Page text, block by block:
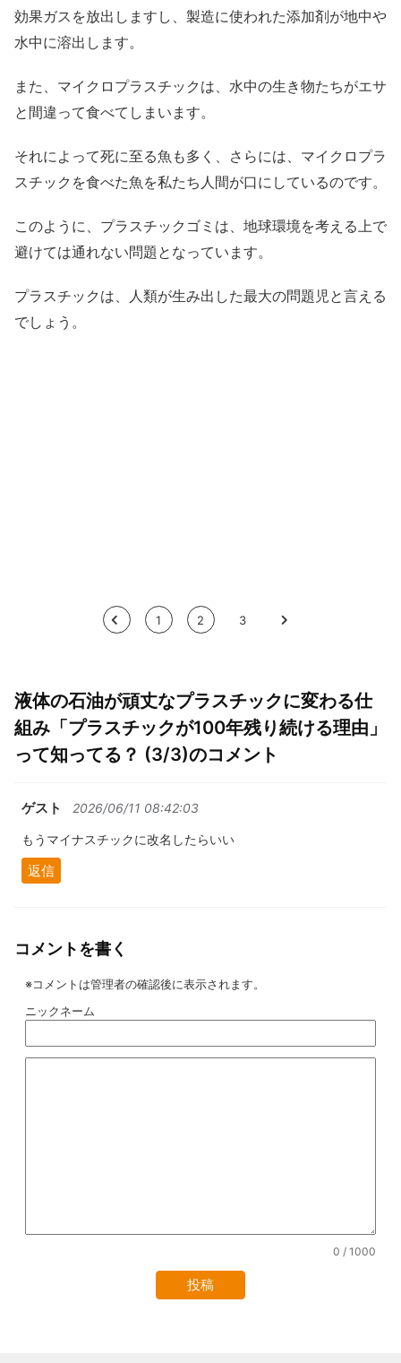
効果ガスを放出しますし、製造に使われた添加剤が地中や
水中に溶出します。
また、マイクロプラスチックは、水中の生き物たちがエサ
と間違って食べてしまいます。
それによって死に至る魚も多く、さらには、マイクロプラ
スチックを食べた魚を私たち人間が口にしているのです。
このように、プラスチックゴミは、地球環境を考える上で
避けては通れない問題となっています。
プラスチックは、人類が生み出した最大の問題児と言える
でしょう。
< 1 2 3 >
液体の石油が頑丈なプラスチックに変わる仕
組み「プラスチックが100年残り続ける理由」
って知ってる？ (3/3)のコメント
ゲスト 2026/06/11 08:42:03
もうマイナスチックに改名したらいい
返信
コメントを書く
※コメントは管理者の確認後に表示されます。
ニックネーム
0 / 1000